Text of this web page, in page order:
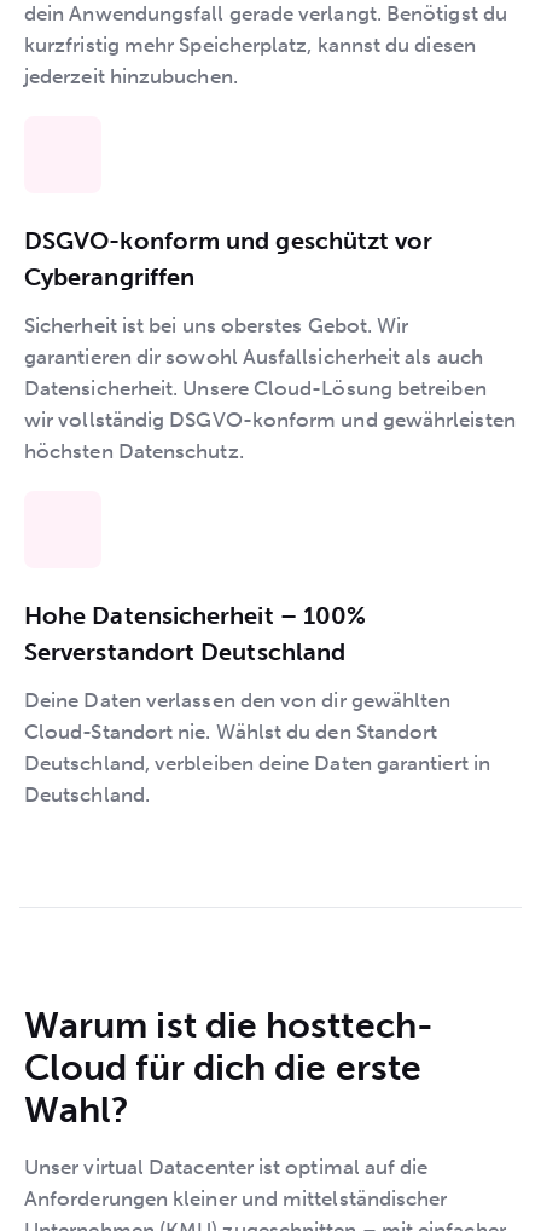
dein Anwendungsfall gerade verlangt. Benötigst du
kurzfristig mehr Speicherplatz, kannst du diesen
jederzeit hinzubuchen.
DSGVO-konform und geschützt vor
Cyberangriffen
Sicherheit ist bei uns oberstes Gebot. Wir
garantieren dir sowohl Ausfallsicherheit als auch
Datensicherheit. Unsere Cloud-Lösung betreiben
wir vollständig DSGVO-konform und gewährleisten
höchsten Datenschutz.
Hohe Datensicherheit – 100%
Serverstandort Deutschland
Deine Daten verlassen den von dir gewählten
Cloud-Standort nie. Wählst du den Standort
Deutschland, verbleiben deine Daten garantiert in
Deutschland.
Warum ist die hosttech-
Cloud für dich die erste
Wahl?
Unser virtual Datacenter ist optimal auf die
Anforderungen kleiner und mittelständischer